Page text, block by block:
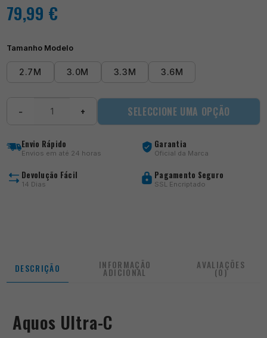
79,99 €
Tamanho Modelo
2.7M 3.0M 3.3M 3.6M
C
− + SELECCIONE UMA OPÇÃO
Envio Rápido
Envios em até 24 horas
Garantia
Oficial da Marca
Devolução Fácil
14 Dias
Pagamento Seguro
SSL Encriptado
DESCRIÇÃO INFORMAÇÃO
ADICIONAL
AVALIAÇÕES
(0)
Aquos Ultra-C